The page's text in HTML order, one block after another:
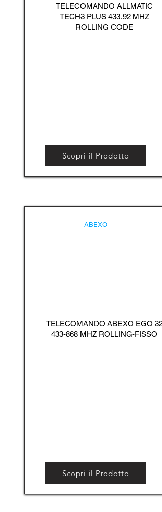
TELECOMANDO ALLMATIC
TECH3 PLUS 433.92 MHZ
ROLLING CODE
Scopri il Prodotto
ABEXO
TELECOMANDO ABEXO EGO 32
433-868 MHZ ROLLING-FISSO
Scopri il Prodotto